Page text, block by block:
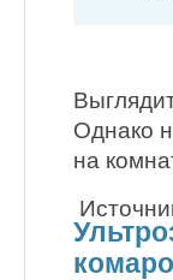
Однако
на